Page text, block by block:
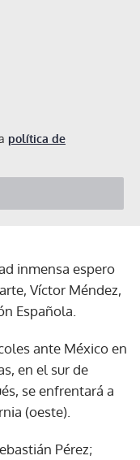
política de
inmensa espero
Víctor Méndez,
Española.
ante México en
en el sur de
se enfrentará a
(oeste).
Pérez;